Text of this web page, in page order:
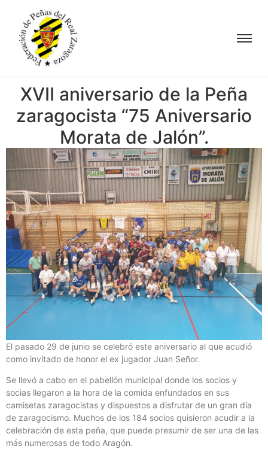
XVII aniversario de la Peña
zaragocista “75 Aniversario
Morata de Jalón”.
El pasado 29 de junio se celebró este aniversario al que acudió
como invitado de honor el ex jugador Juan Señor.
Se llevó a cabo en el pabellón municipal donde los socios y
socias llegaron a la hora de la comida enfundados en sus
camisetas zaragocistas y dispuestos a disfrutar de un gran día
de zaragocismo. Muchos de los 184 socios quisieron acudir a la
celebración de esta peña, que puede presumir de ser una de las
más numerosas de todo Aragón.